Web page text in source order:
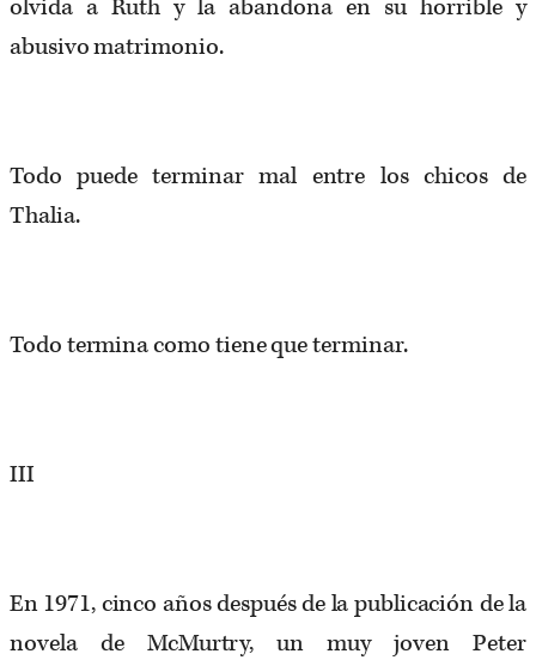
olvida a Ruth y la abandona en su horrible y
abusivo matrimonio.
Todo puede terminar mal entre los chicos de
Thalia.
Todo termina como tiene que terminar.
III
En 1971, cinco años después de la publicación de la
novela de McMurtry, un muy joven Peter